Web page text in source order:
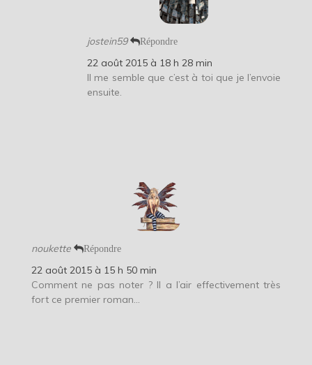
jostein59 Répondre
22 août 2015 à 18 h 28 min
Il me semble que c’est à toi que je l’envoie
ensuite.
noukette Répondre
22 août 2015 à 15 h 50 min
Comment ne pas noter ? Il a l’air effectivement très
fort ce premier roman…